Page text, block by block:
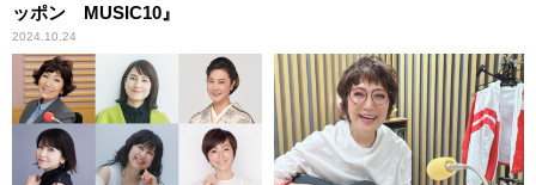
ッポン MUSIC10』
2024.10.24